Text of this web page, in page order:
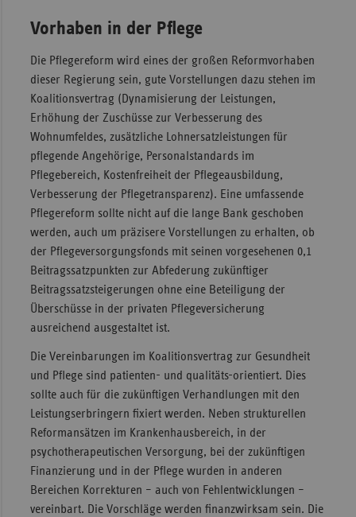
Vorhaben in der Pflege
Die Pflegereform wird eines der großen Reformvorhaben
dieser Regierung sein, gute Vorstellungen dazu stehen im
Koalitionsvertrag (Dynamisierung der Leistungen,
Erhöhung der Zuschüsse zur Verbesserung des
Wohnumfeldes, zusätzliche Lohnersatzleistungen für
pflegende Angehörige, Personalstandards im
Pflegebereich, Kostenfreiheit der Pflegeausbildung,
Verbesserung der Pflegetransparenz). Eine umfassende
Pflegereform sollte nicht auf die lange Bank geschoben
werden, auch um präzisere Vorstellungen zu erhalten, ob
der Pflegeversorgungsfonds mit seinen vorgesehenen 0,1
Beitragssatzpunkten zur Abfederung zukünftiger
Beitragssatzsteigerungen ohne eine Beteiligung der
Überschüsse in der privaten Pflegeversicherung
ausreichend ausgestaltet ist.
Die Vereinbarungen im Koalitionsvertrag zur Gesundheit
und Pflege sind patienten- und qualitäts-orientiert. Dies
sollte auch für die zukünftigen Verhandlungen mit den
Leistungserbringern fixiert werden. Neben strukturellen
Reformansätzen im Krankenhausbereich, in der
psychotherapeutischen Versorgung, bei der zukünftigen
Finanzierung und in der Pflege wurden in anderen
Bereichen Korrekturen – auch von Fehlentwicklungen –
vereinbart. Die Vorschläge werden finanzwirksam sein. Die